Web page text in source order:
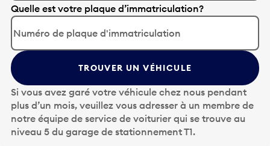
A
p
p
u
y
e
z
s
u
r
l
Quelle est votre plaque d’immatriculation?
TROUVER UN VÉHICULE
Si vous avez garé votre véhicule chez nous pendant
plus d’un mois, veuillez vous adresser à un membre de
notre équipe de service de voiturier qui se trouve au
niveau 5 du garage de stationnement T1.